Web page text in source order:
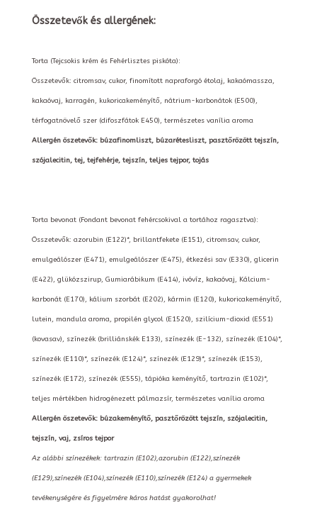
Összetevők és allergének:
Torta (Tejcsokis krém és Fehérlisztes piskóta):
Összetevők: citromsav, cukor, finomított napraforgó étolaj, kakaómassza,
kakaóvaj, karragén, kukoricakeményítő, nátrium-karbonátok (E500),
térfogatnövelő szer (difoszfátok E450), természetes vanília aroma
Allergén öszetevők: búzafinomliszt, búzarétesliszt, pasztőrözött tejszín,
szójalecitin, tej, tejfehérje, tejszín, teljes tejpor, tojás
Torta bevonat (Fondant bevonat fehércsokival a tortához ragasztva):
Összetevők: azorubin (E122)*, brillantfekete (E151), citromsav, cukor,
emulgeálószer (E471), emulgeálószer (E475), étkezési sav (E330), glicerin
(E422), glükózszirup, Gumiarábikum (E414), ivóvíz, kakaóvaj, Kálcium-
karbonát (E170), kálium szorbát (E202), kármin (E120), kukoricakeményítő,
lutein, mandula aroma, propilén glycol (E1520), szilícium-dioxid (E551)
(kovasav), színezék (brilliánskék E133), színezék (E-132), színezék (E104)*,
színezék (E110)*, színezék (E124)*, színezék (E129)*, színezék (E153),
színezék (E172), színezék (E555), tápióka keményítő, tartrazin (E102)*,
teljes mértékben hidrogénezett pálmazsír, természetes vanília aroma
Allergén öszetevők: búzakeményítő, pasztőrözött tejszín, szójalecitin,
tejszín, vaj, zsíros tejpor
Az alábbi színezékek: tartrazin (E102),azorubin (E122),színezék
(E129),színezék (E104),színezék (E110),színezék (E124) a gyermekek
tevékenységére és figyelmére káros hatást gyakorolhat!